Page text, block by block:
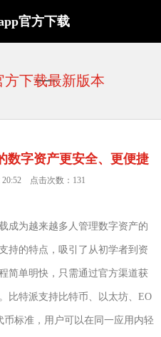
官方下载
方下载最新版本
字资产更安全、更便捷
20:52 点击次数：131
成为越来越多人管理数字资产的
持的特点，吸引了从初学者到资
简单明快，只需通过官方渠道获
比特派支持比特币、以太坊、EO
标准，用户可以在同一应用内轻